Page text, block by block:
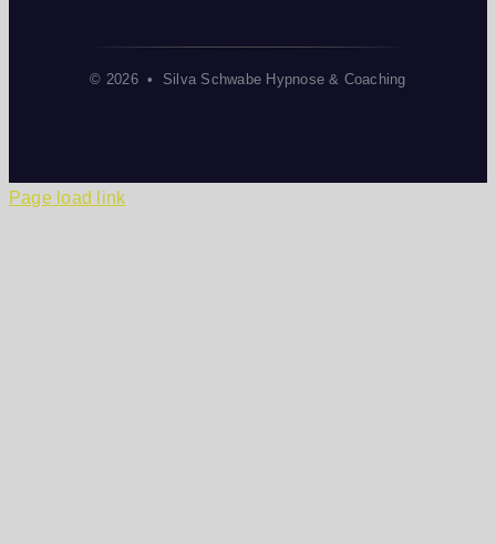
© 2026 • Silva Schwabe Hypnose & Coaching
Page load link